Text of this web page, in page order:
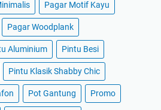
Pagar Motif Kayu
Pagar Woodplank
Aluminium Pintu Besi
Pintu Klasik Shabby Chic
Pot Gantung Promo